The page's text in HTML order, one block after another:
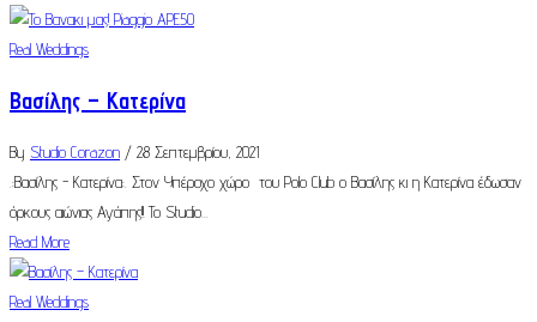
Real Weddings
Βασίλης – Κατερίνα
By Studio Corazon / 28 Σεπτεμβρίου, 2021
.:Βασίλης - Κατερίνα:. Στον Υπέροχο χώρο του Polo Club ο Βασίλης κι η Κατερίνα έδωσαν
όρκους αιώνιας Αγάπης!! Το Studio...
Read More
Real Weddings